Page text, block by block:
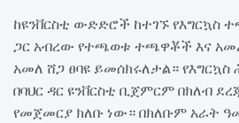
ከዩንቨርስቲ ውድድሮች ከተገኙ የእግርኳስ
ጋር አብረው የተጫወቱ ተጫዋቾች እና
አመለ ሸጋ ፀባዩ ይመሰክሩለታል።
በባህር ዳር ዩንቨርስቲ ቢጀምርም በክለብ
የመጀመርያ ክለቡ ነው። በክለቡም አራት